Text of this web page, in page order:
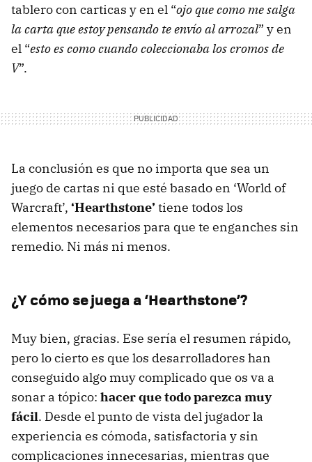
tablero con carticas y en el “ojo que como me salga
la carta que estoy pensando te envío al arrozal” y en
el “esto es como cuando coleccionaba los cromos de
V”.
La conclusión es que no importa que sea un
juego de cartas ni que esté basado en ‘World of
Warcraft’, ‘Hearthstone’ tiene todos los
elementos necesarios para que te enganches sin
remedio. Ni más ni menos.
¿Y cómo se juega a ‘Hearthstone’?
Muy bien, gracias. Ese sería el resumen rápido,
pero lo cierto es que los desarrolladores han
conseguido algo muy complicado que os va a
sonar a tópico: hacer que todo parezca muy
fácil. Desde el punto de vista del jugador la
experiencia es cómoda, satisfactoria y sin
complicaciones innecesarias, mientras que